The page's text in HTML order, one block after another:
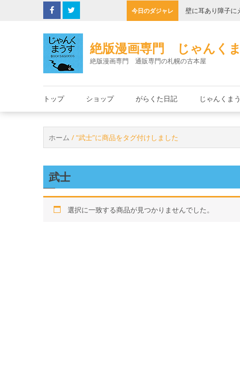
今日のダジャレ
この店でみのもんた 壁に耳あり障子に
絶版漫画専門 じゃんく
絶版漫画専門 通販専門の札幌の古本屋
トップ ショップ がらくた日記 じゃんくま
ホーム / “武士”に商品をタグ付けしました
武士
選択に一致する商品が見つかりませんでした。